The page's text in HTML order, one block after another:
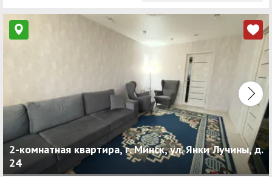
2-комнатная квартира, г. Минск, ул. Янки Лучины, д.
24